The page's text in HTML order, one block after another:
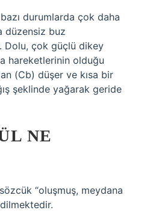
durumlarda çok daha
düzensiz buz
Dolu, çok güçlü dikey
hareketlerinin olduğu
(Cb) düşer ve kısa bir
şeklinde yağarak geride
NE
“oluşmuş, meydana